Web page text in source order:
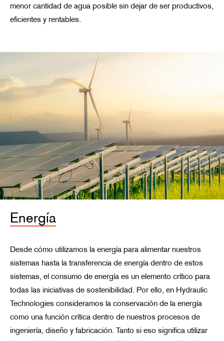
menor cantidad de agua posible sin dejar de ser productivos,
eficientes y rentables.
Energía
Desde cómo utilizamos la energía para alimentar nuestros
sistemas hasta la transferencia de energía dentro de estos
sistemas, el consumo de energía es un elemento crítico para
todas las iniciativas de sostenibilidad. Por ello, en Hydraulic
Technologies consideramos la conservación de la energía
como una función crítica dentro de nuestros procesos de
ingeniería, diseño y fabricación. Tanto si eso significa utilizar